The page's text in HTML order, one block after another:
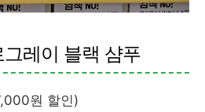
레이 블랙 샴푸
원 할인)